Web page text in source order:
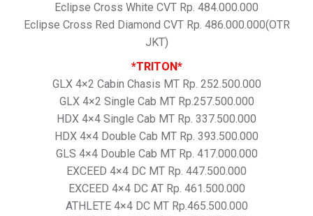
Eclipse Cross White CVT Rp. 484.000.000
Eclipse Cross Red Diamond CVT Rp. 486.000.000(OTR
JKT)
*TRITON*
GLX 4×2 Cabin Chasis MT Rp. 252.500.000
GLX 4×2 Single Cab MT Rp.257.500.000
HDX 4×4 Single Cab MT Rp. 337.500.000
HDX 4×4 Double Cab MT Rp. 393.500.000
GLS 4×4 Double Cab MT Rp. 417.000.000
EXCEED 4×4 DC MT Rp. 447.500.000
EXCEED 4×4 DC AT Rp. 461.500.000
ATHLETE 4×4 DC MT Rp.465.500.000